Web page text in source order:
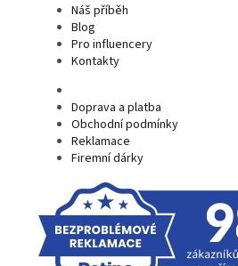
Náš příběh
Blog
Pro influencery
Kontakty
Doprava a platba
Obchodní podmínky
Reklamace
Firemní dárky